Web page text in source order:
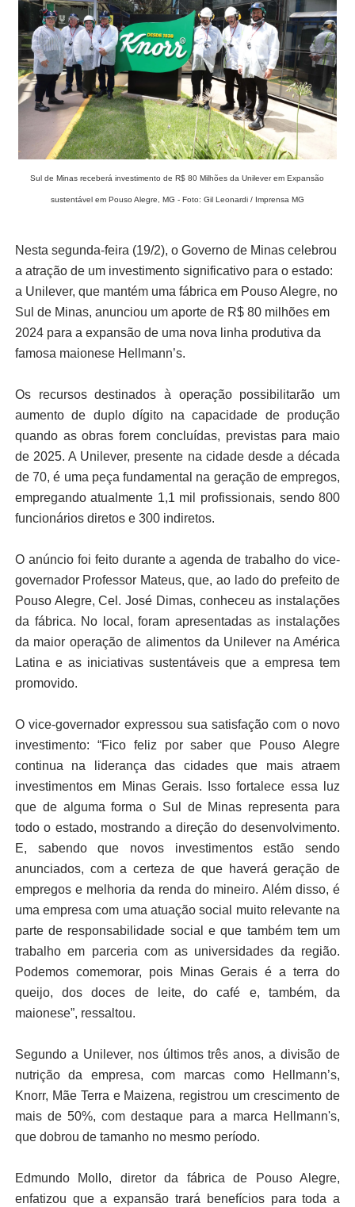
Sul de Minas receberá investimento de R$ 80 Milhões da Unilever em Expansão
sustentável em Pouso Alegre, MG - Foto: Gil Leonardi / Imprensa MG
Nesta segunda-feira (19/2), o Governo de Minas celebrou
a atração de um investimento significativo para o estado:
a Unilever, que mantém uma fábrica em Pouso Alegre, no
Sul de Minas, anunciou um aporte de R$ 80 milhões em
2024 para a expansão de uma nova linha produtiva da
famosa maionese Hellmann’s.
Os recursos destinados à operação possibilitarão um
aumento de duplo dígito na capacidade de produção
quando as obras forem concluídas, previstas para maio
de 2025. A Unilever, presente na cidade desde a década
de 70, é uma peça fundamental na geração de empregos,
empregando atualmente 1,1 mil profissionais, sendo 800
funcionários diretos e 300 indiretos.
O anúncio foi feito durante a agenda de trabalho do vice-
governador Professor Mateus, que, ao lado do prefeito de
Pouso Alegre, Cel. José Dimas, conheceu as instalações
da fábrica. No local, foram apresentadas as instalações
da maior operação de alimentos da Unilever na América
Latina e as iniciativas sustentáveis que a empresa tem
promovido.
O vice-governador expressou sua satisfação com o novo
investimento: “Fico feliz por saber que Pouso Alegre
continua na liderança das cidades que mais atraem
investimentos em Minas Gerais. Isso fortalece essa luz
que de alguma forma o Sul de Minas representa para
todo o estado, mostrando a direção do desenvolvimento.
E, sabendo que novos investimentos estão sendo
anunciados, com a certeza de que haverá geração de
empregos e melhoria da renda do mineiro. Além disso, é
uma empresa com uma atuação social muito relevante na
parte de responsabilidade social e que também tem um
trabalho em parceria com as universidades da região.
Podemos comemorar, pois Minas Gerais é a terra do
queijo, dos doces de leite, do café e, também, da
maionese”, ressaltou.
Segundo a Unilever, nos últimos três anos, a divisão de
nutrição da empresa, com marcas como Hellmann’s,
Knorr, Mãe Terra e Maizena, registrou um crescimento de
mais de 50%, com destaque para a marca Hellmann's,
que dobrou de tamanho no mesmo período.
Edmundo Mollo, diretor da fábrica de Pouso Alegre,
enfatizou que a expansão trará benefícios para toda a